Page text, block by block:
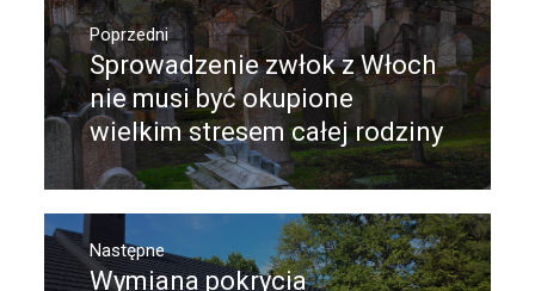
Nawigacja
wpisuPoprzedni
Poprzedni
wpis:
Sprowadzenie zwłok z Włoch
nie musi być okupione
wielkim stresem całej rodziny
Następne
Następny
Wymiana pokrycia